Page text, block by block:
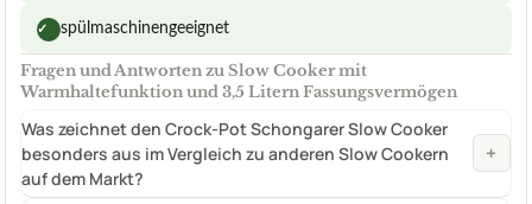
✓ spülmaschinengeeignet
Fragen und Antworten zu Slow Cooker mit
Warmhaltefunktion und 3,5 Litern Fassungsvermögen
Was zeichnet den Crock-Pot Schongarer Slow Cooker
besonders aus im Vergleich zu anderen Slow Cookern
auf dem Markt?
+